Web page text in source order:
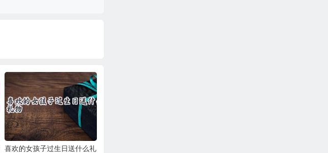
喜欢的女孩子过生日送什么礼